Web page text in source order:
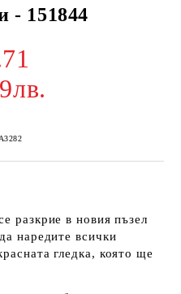
- 151844
A3282
разкрие в новия пъзел
наредите всички
гледка, която ще